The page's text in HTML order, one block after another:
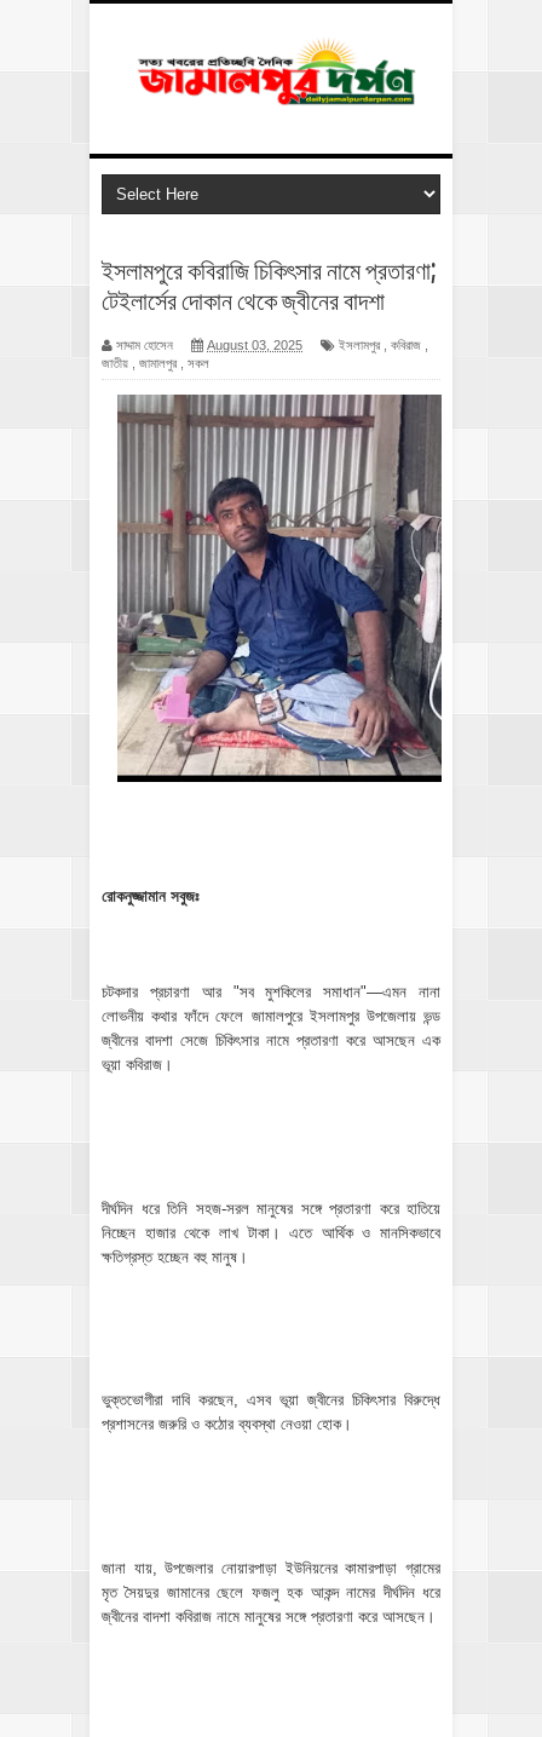
ইসলামপুরে কবিরাজি চিকিৎসার নামে প্রতারণা;
টেইলার্সের দোকান থেকে জ্বীনের বাদশা
সাদ্দাম হোসেন August 03, 2025 ইসলামপুর কবিরাজ
জাতীয়
জামালপুর সকল
রোকনুজ্জামান সবুজঃ
চটকদার প্রচারণা আর "সব মুশকিলের সমাধান"—এমন নানা
লোভনীয় কথার ফাঁদে ফেলে জামালপুরে ইসলামপুর উপজেলায় ভন্ড
জ্বীনের বাদশা সেজে চিকিৎসার নামে প্রতারণা করে আসছেন এক
ভূয়া কবিরাজ।
দীর্ঘদিন ধরে তিনি সহজ-সরল মানুষের সঙ্গে প্রতারণা করে হাতিয়ে
নিচ্ছেন হাজার থেকে লাখ টাকা। এতে আর্থিক ও মানসিকভাবে
ক্ষতিগ্রস্ত হচ্ছেন বহু মানুষ।
ভুক্তভোগীরা দাবি করছেন, এসব ভূয়া জ্বীনের চিকিৎসার বিরুদ্ধে
প্রশাসনের জরুরি ও কঠোর ব্যবস্থা নেওয়া হোক।
জানা যায়, উপজেলার নোয়ারপাড়া ইউনিয়নের কামারপাড়া গ্রামের
মৃত সৈয়দুর জামানের ছেলে ফজলু হক আকন্দ নামের দীর্ঘদিন ধরে
জ্বীনের বাদশা কবিরাজ নামে মানুষের সঙ্গে প্রতারণা করে আসছেন।